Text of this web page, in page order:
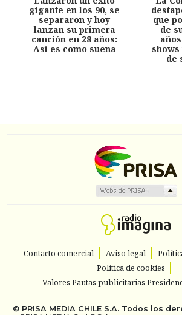
gigante en los 90, se
separaron y hoy
lanzan su primera
canción en 28 años:
Así es como suena
que
de
de
Contacto comercial Aviso legal
Política de cookies
Valores Pautas publicitarias
© PRISA MEDIA CHILE S.A. Todos los